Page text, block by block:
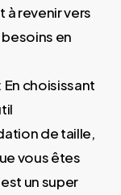
à revenir vers
en
En choisissant
de taille,
vous êtes
un super